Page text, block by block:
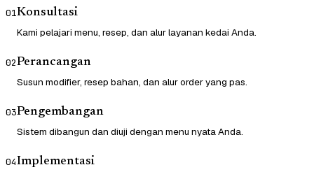
01Konsultasi
Kami pelajari menu, resep, dan alur layanan kedai Anda.
02Perancangan
Susun modifier, resep bahan, dan alur order yang pas.
03Pengembangan
Sistem dibangun dan diuji dengan menu nyata Anda.
04Implementasi